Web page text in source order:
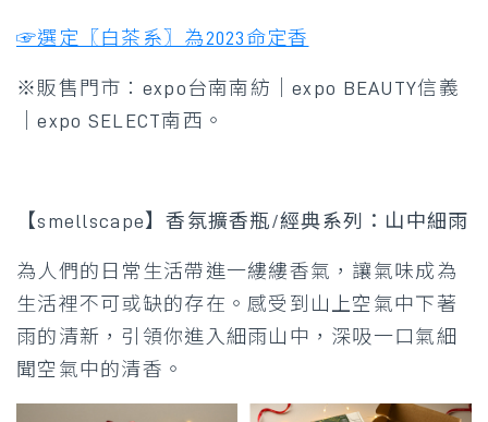
☞選定〖白茶系〗為2023命定香
※販售門市：expo台南南紡｜expo BEAUTY信義
｜expo SELECT南西。
【smellscape】香氛擴香瓶/經典系列：山中細雨
為人們的日常生活帶進一縷縷香氣，讓氣味成為
生活裡不可或缺的存在。感受到山上空氣中下著
雨的清新，引領你進入細雨山中，深吸一口氣細
聞空氣中的清香。